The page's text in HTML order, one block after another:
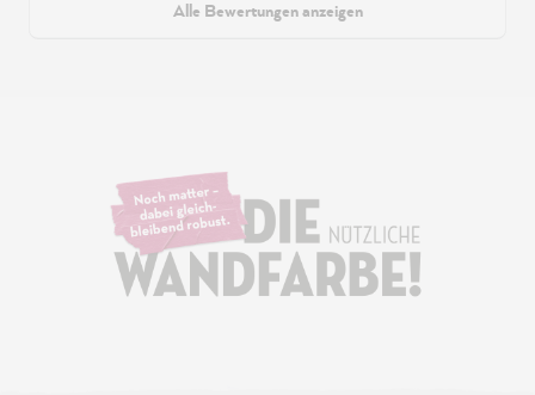
Alle Bewertungen anzeigen